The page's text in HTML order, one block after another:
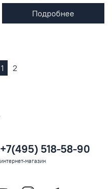
Подробнее
1 2
+7(495) 518-58-90
интернет-магазин